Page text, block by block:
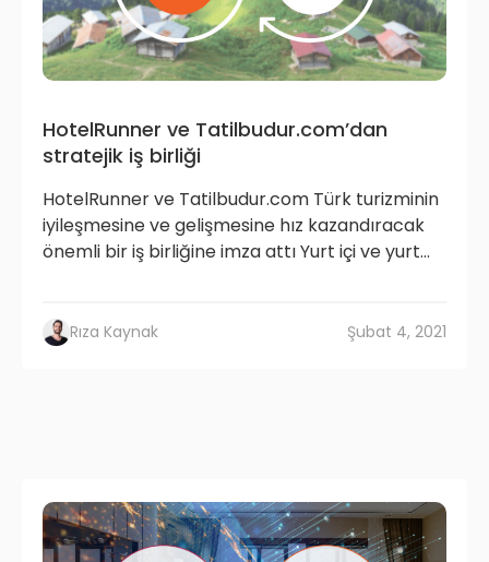
HotelRunner ve Tatilbudur.com’dan
stratejik iş birliği
HotelRunner ve Tatilbudur.com Türk turizminin
iyileşmesine ve gelişmesine hız kazandıracak
önemli bir iş birliğine imza attı Yurt içi ve yurt...
Rıza Kaynak Şubat 4, 2021